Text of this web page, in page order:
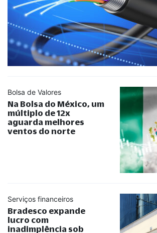
Bolsa de Valores
Na Bolsa do México, um
múltiplo de 12x
aguarda melhores
ventos do norte
Serviços financeiros
Bradesco expande
lucro com
inadimplência sob